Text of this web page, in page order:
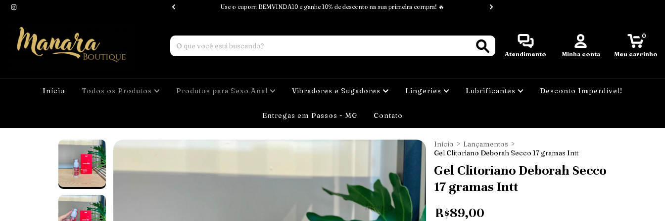
e à prova de curiosos! Use o cupom BEMVINDA10 e ganhe 10% de desconto na sua primeira compra! 🔥
Atendimento Minha conta Meu carrinho
0
Início Todos os Produtos Produtos para Sexo Anal Vibradores e Sugadores Lingeries Lubrificantes Desconto Imperdível!
Entregas em Passos - MG Contato
Início > Lançamentos >
Gel Clitoriano Deborah Secco 17 gramas Intt
Gel Clitoriano Deborah Secco
17 gramas Intt
R$89,00